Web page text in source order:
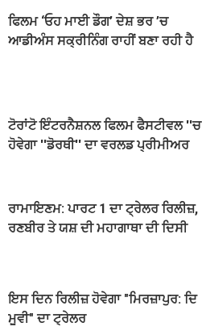
ਫਿਲਮ ‘ਓਹ ਮਾਈ ਡੌਗ’ ਦੇਸ਼ ਭਰ ’ਚ
ਆਡੀਅੰਸ ਸਕ੍ਰੀਨਿੰਗ ਰਾਹੀਂ ਬਣਾ ਰਹੀ ਹੈ
ਟੋਰਾਂਟੋ ਇੰਟਰਨੈਸ਼ਨਲ ਫਿਲਮ ਫੈਸਟੀਵਲ ''ਚ
ਹੋਵੇਗਾ ''ਡੋਰਥੀ'' ਦਾ ਵਰਲਡ ਪ੍ਰੀਮੀਅਰ
ਰਾਮਾਇਣਮ: ਪਾਰਟ 1 ਦਾ ਟ੍ਰੇਲਰ ਰਿਲੀਜ਼,
ਰਣਬੀਰ ਤੇ ਯਸ਼ ਦੀ ਮਹਾਗਾਥਾ ਦੀ ਦਿਸੀ
ਇਸ ਦਿਨ ਰਿਲੀਜ਼ ਹੋਵੇਗਾ "ਮਿਰਜ਼ਾਪੁਰ: ਦਿ
ਮੂਵੀ" ਦਾ ਟ੍ਰੇਲਰ